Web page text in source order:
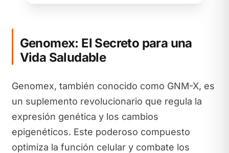
Genomex: El Secreto para una
Vida Saludable
Genomex, también conocido como GNM-X, es
un suplemento revolucionario que regula la
expresión genética y los cambios
epigenéticos. Este poderoso compuesto
optimiza la función celular y combate los